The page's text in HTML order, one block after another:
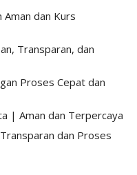
Aman dan Kurs
Transparan, dan
Proses Cepat dan
| Aman dan Terpercaya
dan Proses